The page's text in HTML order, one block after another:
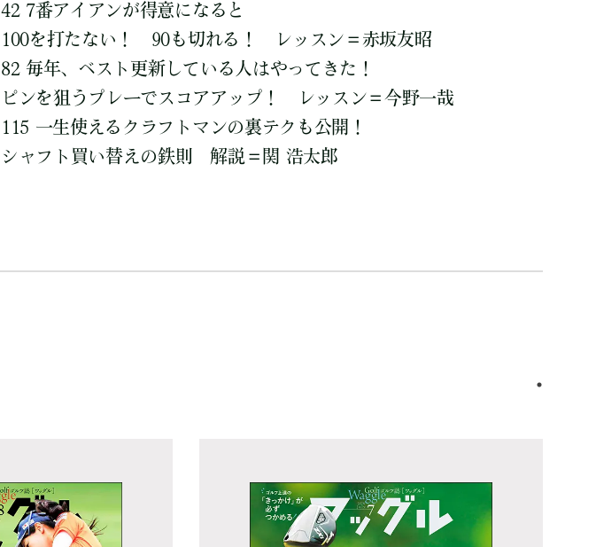
42 7番アイアンが得意になると
100を打たない！ 90も切れる！ レッスン＝赤坂友昭
82 毎年、ベスト更新している人はやってきた！
ピンを狙うプレーでスコアアップ！ レッスン＝今野一哉
115 一生使えるクラフトマンの裏テクも公開！
シャフト買い替えの鉄則 解説＝関 浩太郎